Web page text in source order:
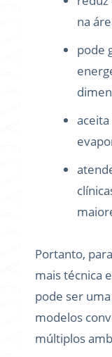
na
pode
Portanto,
mais técnica
pode ser
modelos
múltiplos